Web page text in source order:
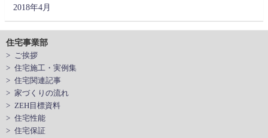
2018年4月
住宅事業部
> ご挨拶
> 住宅施工・実例集
> 住宅関連記事
> 家づくりの流れ
> ZEH目標資料
> 住宅性能
> 住宅保証